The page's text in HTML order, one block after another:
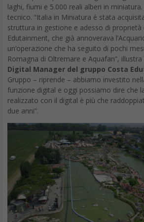
precedente . Il motivo per cui sembrava
marketing era perché i modelli del 2017
gran lunga molti notebook PC e alcuni
Larecensione del nuovo iPad Prodi
considerazione le affermazioni di Apple
di benchmark volti a rivelare le prestazioni
In conclusione, Apple non ha esagerato
affermazioni sulle prestazioni. I test hanno
performance della CPU.
“In merito al benchmark della CPU di
11 pollici ha ottenuto un punteggio
a 3.976 del modello da 10.5 pollici. Nel
pollici ha totalizzato 18.181 rispetto a
pollici, facendo coincidere il
per il 90 percento.”
Recensione iPad Pro: Prestazioni
Bisogna ricordare che Apple progetta i